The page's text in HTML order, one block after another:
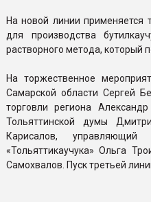
На новой линии применяется
для производства
растворного метода, который
На торжественное
Самарской области Сергей
торговли региона
Тольяттинской думы
Карисалов,
«Тольяттикаучука» Ольга
Самохвалов. Пуск третьей